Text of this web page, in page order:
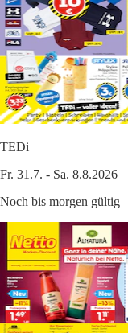
TEDi
Fr. 31.7. - Sa. 8.8.2026
Noch bis morgen gültig